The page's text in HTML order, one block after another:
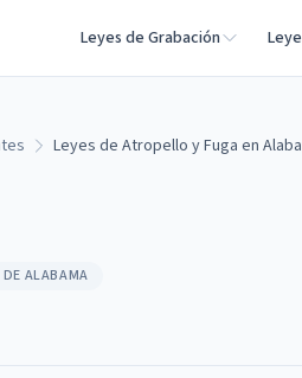
Leyes de Grabación
Leyes de Atropello y Fuga en
DE ALABAMA